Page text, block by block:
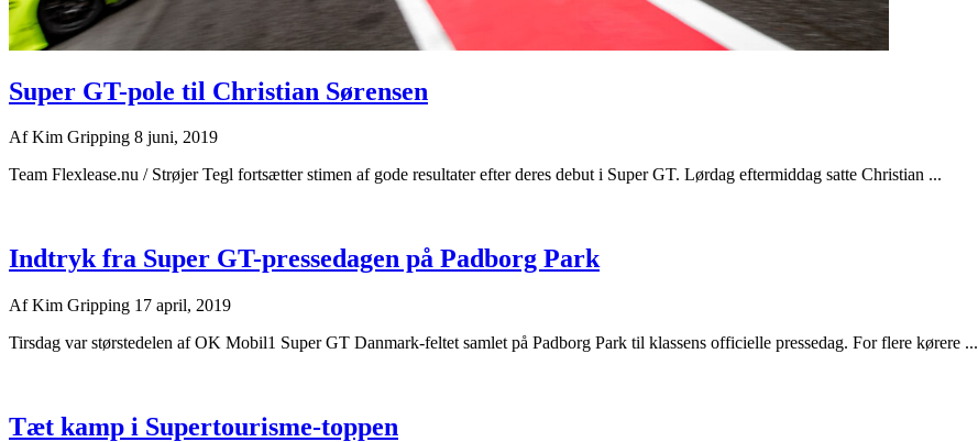
Super GT-pole til Christian Sørensen
AfKim Gripping 8 juni, 2019
Team Flexlease.nu / Strøjer Tegl fortsætter stimen af gode resultater efter deres debut i Super GT. Lørdag eftermiddag satte Christian ...
Indtryk fra Super GT-pressedagen på Padborg Park
AfKim Gripping 17 april, 2019
Tirsdag var størstedelen af OK Mobil1 Super GT Danmark-feltet samlet på Padborg Park til klassens officielle pressedag. For flere kørere ...
Tæt kamp i Supertourisme-toppen